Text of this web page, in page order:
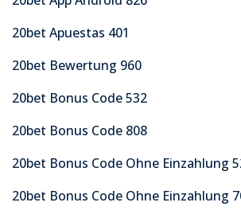
20bet Apuestas 401
20bet Bewertung 960
20bet Bonus Code 532
20bet Bonus Code 808
20bet Bonus Code Ohne Einzahlung
20bet Bonus Code Ohne Einzahlung